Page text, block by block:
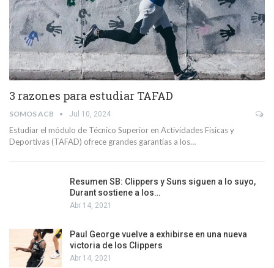
3 razones para estudiar TAFAD
SOMOS ACB Jul 10, 2024
Estudiar el módulo de Técnico Superior en Actividades Físicas y
Deportivas (TAFAD) ofrece grandes garantías a los…
Resumen SB: Clippers y Suns siguen a lo suyo,
Durant sostiene a los…
Abr 14, 2021
Paul George vuelve a exhibirse en una nueva
victoria de los Clippers
Abr 14, 2021